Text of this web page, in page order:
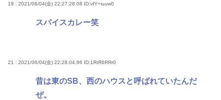
19 : 2021/06/04(金) 22:27:28.08 ID:vfY+iuuw0
スパイスカレー笑
21 : 2021/06/04(金) 22:28:04.86 ID:1RtR6RRr0
昔は東のSB、西のハウスと呼ばれていたんだ
ぜ。